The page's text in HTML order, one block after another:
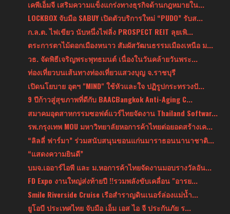
เคพีเอ็มจี เสริมความแข็งแกร่งทางธุรกิจด้านกฎหมายใน...
LOCKBOX จับมือ SABUY เปิดตัวบริการใหม่ “PUDO” รับส...
ก.ล.ต. ไฟเขียว นับหนึ่งไฟลิ่ง PROSPECT REIT ลุยเพิ...
ตระการตาไม้ดอกเมืองหนาว สัมผัสวัฒนธรรมเมืองเหนือ ม...
วธ. จัดพิธีเจริญพระพุทธมนต์ เนื่องในวันคล้ายวันพระ...
ท่องเที่ยวบนเส้นทางท่องเที่ยวแสวงบุญ จ.ราชบุรี
เปิดนโยบาย อุตฯ "MIND" ใช้หัวและใจ ปฏิรูปกระทรวงปั...
9 ปีก้าวสู่สุขภาพที่ดีกับ BAACBangkok Anti-Aging C...
สมาคมอุตสาหกรรมซอฟต์แวร์ไทยจัดงาน Thailand Softwar...
รพ.กรุงเทพ MOU มหาวิทยาลัยหอการค้าไทยต่อยอดสร้างเค...
“ลิลลี่ ฟาร์มา” ร่วมสนับสนุนขอนแก่นมาราธอนนานาชาติ...
“แสดงความยินดี”
บมจ.เออาร์ไอพี และ ม.หอการค้าไทยจัดงานมอบรางวัลอัน...
FD Expo งานใหญ่ส่งท้ายปี !!รวมพลังขับเคลื่อน "อารย...
Smile Riverside Cruise เรือสำราญดินเนอร์ล่องแม่น้ำ...
ยูโอบี ประเทศไทย จับมือ เอ็ม เอส ไอ จี ประกันภัย ร...